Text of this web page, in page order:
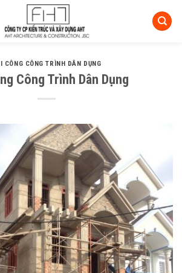
CÔNG CÔNG TRÌNH DÂN DỤNG
Công Trình Dân Dụng